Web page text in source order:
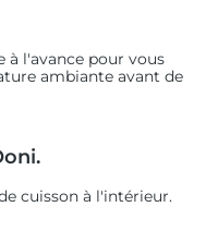
à l'avance pour vous
ambiante avant de
cuisson à l'intérieur.